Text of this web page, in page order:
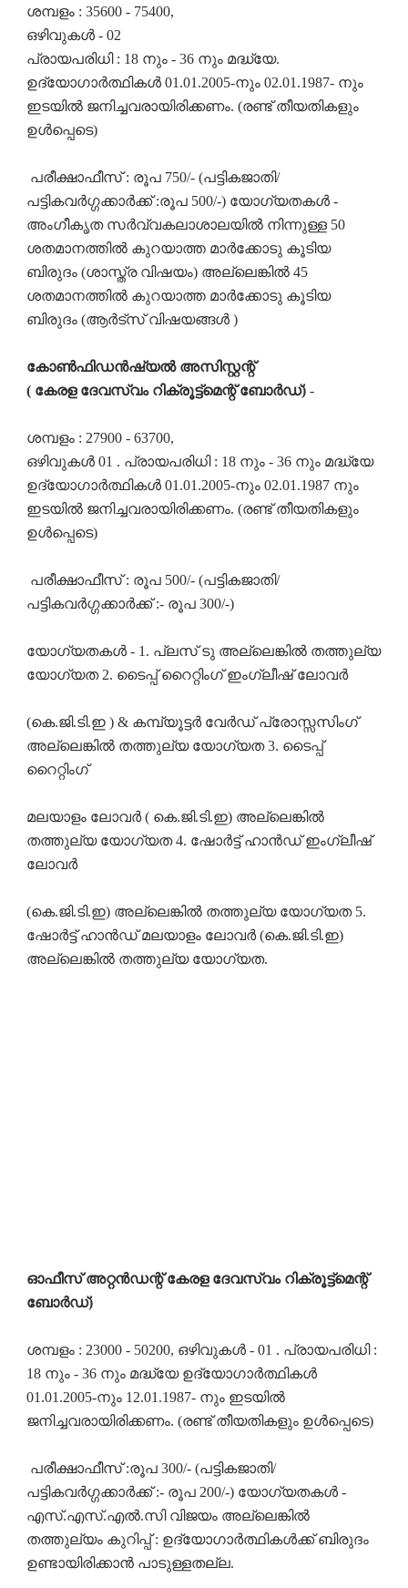
ശമ്പളം : 35600 - 75400,
ഒഴിവുകൾ - 02
പ്രായപരിധി : 18 നും - 36 നും മദ്ധ്യേ.
ഉദ്യോഗാർത്ഥികൾ 01.01.2005-നും 02.01.1987- നും
ഇടയിൽ ജനിച്ചവരായിരിക്കണം. (രണ്ട് തീയതികളും
ഉൾപ്പെടെ)
പരീക്ഷാഫീസ് : രൂപ 750/- (പട്ടികജാതി/
പട്ടികവർഗ്ഗക്കാർക്ക് :രൂപ 500/-) യോഗ്യതകൾ -
അംഗീകൃത സർവ്വകലാശാലയിൽ നിന്നുള്ള 50
ശതമാനത്തിൽ കുറയാത്ത മാർക്കോടു കൂടിയ
ബിരുദം (ശാസ്ത്ര വിഷയം) അല്ലെങ്കിൽ 45
ശതമാനത്തിൽ കുറയാത്ത മാർക്കോടു കൂടിയ
ബിരുദം (ആർട്സ് വിഷയങ്ങൾ )
കോൺഫിഡൻഷ്യൽ അസിസ്റ്റന്റ്
( കേരള ദേവസ്വം റിക്രൂട്ട്മെന്റ് ബോർഡ്)-
ശമ്പളം : 27900 - 63700,
ഒഴിവുകൾ 01 . പ്രായപരിധി : 18 നും - 36 നും മദ്ധ്യേ
ഉദ്യോഗാർത്ഥികൾ 01.01.2005-നും 02.01.1987 നും
ഇടയിൽ ജനിച്ചവരായിരിക്കണം. (രണ്ട് തീയതികളും
ഉൾപ്പെടെ)
പരീക്ഷാഫീസ് : രൂപ 500/- (പട്ടികജാതി/
പട്ടികവർഗ്ഗക്കാർക്ക് :- രൂപ 300/-)
യോഗ്യതകൾ - 1. പ്ലസ് ടു അല്ലെങ്കിൽ തത്തുല്യ
യോഗ്യത 2. ടൈപ്പ് റൈറ്റിംഗ് ഇംഗ്ലീഷ് ലോവർ
(കെ.ജി.ടി.ഇ ) & കമ്പ്യൂട്ടർ വേർഡ് പ്രോസ്സസിംഗ്
അല്ലെങ്കിൽ തത്തുല്യ യോഗ്യത 3. ടൈപ്പ്
റൈറ്റിംഗ്
മലയാളം ലോവർ ( കെ.ജി.ടി.ഇ) അല്ലെങ്കിൽ
തത്തുല്യ യോഗ്യത 4. ഷോർട്ട് ഹാൻഡ് ഇംഗ്ലീഷ്
ലോവർ
(കെ.ജി.ടി.ഇ) അല്ലെങ്കിൽ തത്തുല്യ യോഗ്യത 5.
ഷോർട്ട് ഹാൻഡ് മലയാളം ലോവർ (കെ.ജി.ടി.ഇ)
അല്ലെങ്കിൽ തത്തുല്യ യോഗ്യത.
ഓഫീസ് അറ്റൻഡന്റ് കേരള ദേവസ്വം റിക്രൂട്ട്മെന്റ്
ബോർഡ്)
ശമ്പളം : 23000 - 50200, ഒഴിവുകൾ - 01 . പ്രായപരിധി :
18 നും - 36 നും മദ്ധ്യേ ഉദ്യോഗാർത്ഥികൾ
01.01.2005-നും 12.01.1987- നും ഇടയിൽ
ജനിച്ചവരായിരിക്കണം. (രണ്ട് തീയതികളും ഉൾപ്പെടെ)
പരീക്ഷാഫീസ് :രൂപ 300/- (പട്ടികജാതി/
പട്ടികവർഗ്ഗക്കാർക്ക് :- രൂപ 200/-) യോഗ്യതകൾ -
എസ്.എസ്.എൽ.സി വിജയം അല്ലെങ്കിൽ
തത്തുല്യം കുറിപ്പ് : ഉദ്യോഗാർത്ഥികൾക്ക് ബിരുദം
ഉണ്ടായിരിക്കാൻ പാടുള്ളതല്ല.